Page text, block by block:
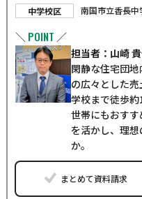
中学校区
南国市立香長中
＼ POINT ／
担当者：山崎
閑静な住宅団地
の広々とした
学校まで徒歩
世帯にもおす
を活かし、理
か。
まとめて資料請求